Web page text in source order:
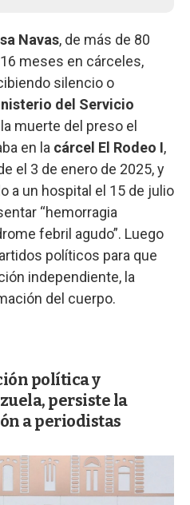
Navas, de más de 80
meses en cárceles,
silencio o
del Servicio
muerte del preso el
en la cárcel El Rodeo I,
el 3 de enero de 2025, y
a un hospital el 15 de julio
“hemorragia
febril agudo”. Luego
políticos para que
independiente, la
del cuerpo.
política y
persiste la
a periodistas